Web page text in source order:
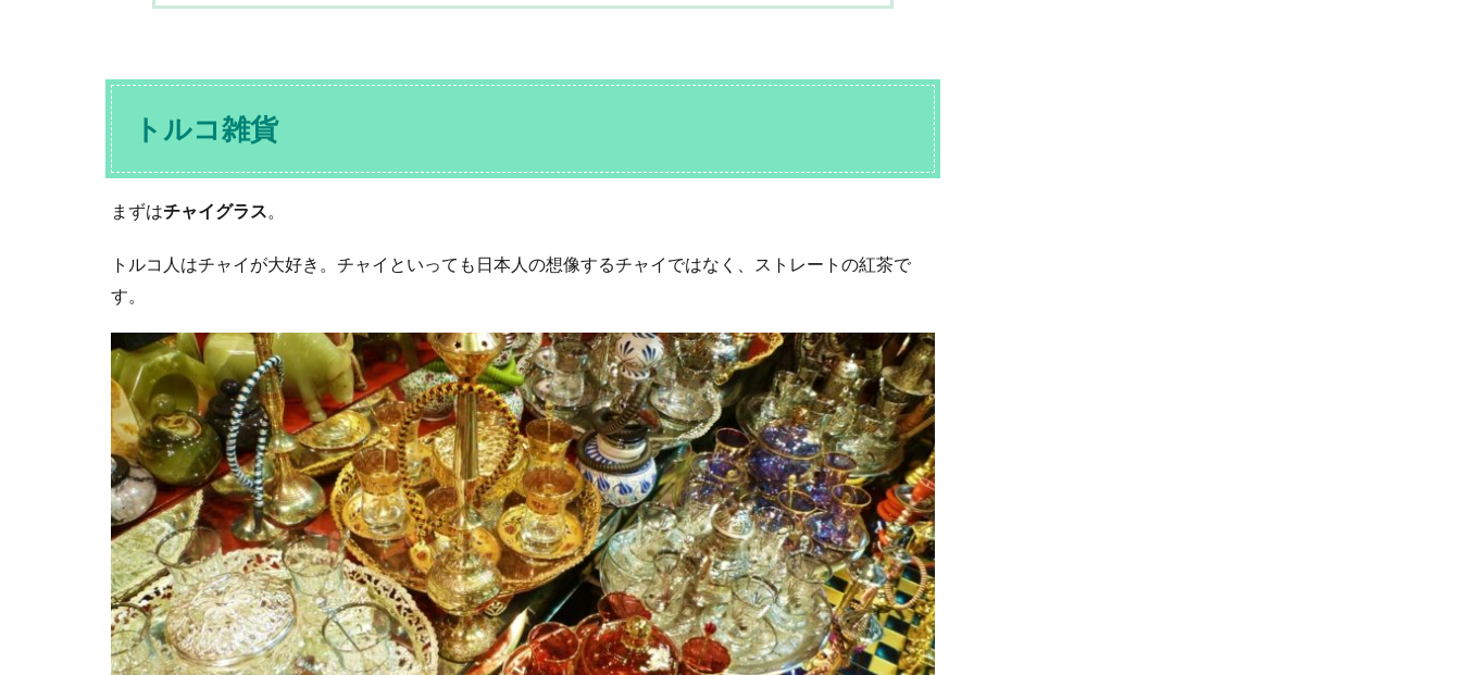
トルコ雑貨
まずはチャイグラス。
トルコ人はチャイが大好き。チャイといっても日本人の想像するチャイではなく、ストレートの紅茶で
す。